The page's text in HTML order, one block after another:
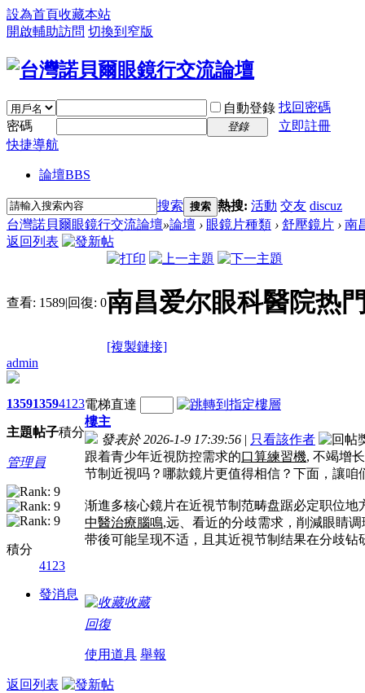
設為首頁收藏本站
開啟輔助訪問 切換到窄版
自動登錄 找回密碼
密碼
登錄
立即註冊
快捷導航
論壇BBS
搜索 搜索 熱搜: 活動 交友 discuz
台灣諾貝爾眼鏡行交流論壇»論壇 › 眼鏡片種類 › 舒壓鏡片 › 南
返回列表
查看: 1589|回復: 0南昌爱尔眼科醫院热
[複製鏈接]
admin
1359
主題
1359
帖子
4123
積分
管理員
積分
4123
發消息
電梯直達
樓主
發表於 2026-1-9 17:39:56 | 只看該作者
跟着青少年近視防控需求的口算練習機, 不竭增
节制近視吗？哪款鏡片更值得相信？下面，讓
渐進多核心鏡片在近視节制范畴盘踞必定职位地
中醫治療腦鳴,远、看近的分歧需求，削減眼睛
带後可能呈现不适，且其近視节制结果在分歧钻
收藏
回復
使用道具 舉報
返回列表